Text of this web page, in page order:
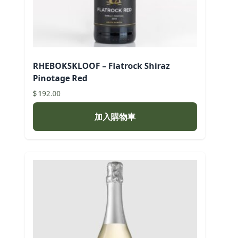
RHEBOKSKLOOF – Flatrock Shiraz
Pinotage Red
$ 192.00
加入購物車